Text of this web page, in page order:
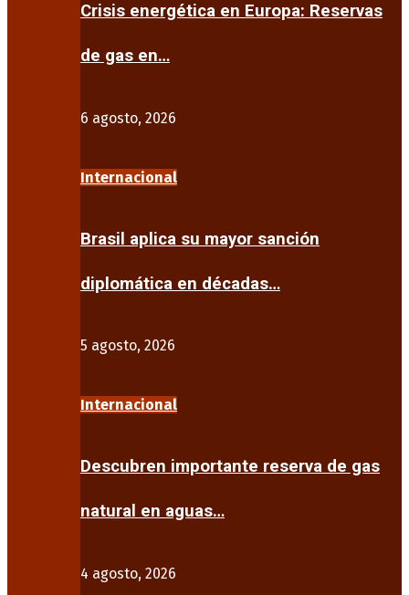
Crisis energética en Europa: Reservas
de gas en…
6 agosto, 2026
Internacional
Brasil aplica su mayor sanción
diplomática en décadas…
5 agosto, 2026
Internacional
Descubren importante reserva de gas
natural en aguas…
4 agosto, 2026